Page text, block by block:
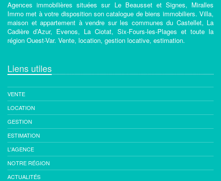
Agences immobilières situées sur Le Beausset et Signes, Miralles
Immo met à votre disposition son catalogue de biens immobiliers. Villa,
maison et appartement à vendre sur les communes du Castellet, La
Cadière d’Azur, Evenos, La Ciotat, Six-Fours-les-Plages et toute la
région Ouest-Var. Vente, location, gestion locative, estimation.
Liens utiles
VENTE
LOCATION
GESTION
ESTIMATION
L'AGENCE
NOTRE RÉGION
ACTUALITÉS